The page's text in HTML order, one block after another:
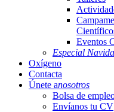
Eventos
Especial
Oxígeno
Contacta
Únete anosotros
Bolsa de
Envíanos tu CV